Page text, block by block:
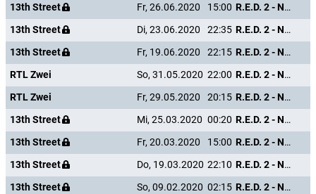
13th Street
Fr, 26.06.2020 15:00
R.E.D. 2 - Noch Älter. Härter. Besser.
13th Street
Di, 23.06.2020 22:35
R.E.D. 2 - Noch Älter. Härter. Besser.
13th Street
Fr, 19.06.2020 22:15
R.E.D. 2 - Noch Älter. Härter. Besser.
RTL Zwei
So, 31.05.2020 22:00
R.E.D. 2 - Noch Älter. Härter. Besser.
RTL Zwei
Fr, 29.05.2020 20:15
R.E.D. 2 - Noch Älter. Härter. Besser.
13th Street
Mi, 25.03.2020 00:20
R.E.D. 2 - Noch Älter. Härter. Besser.
13th Street
Fr, 20.03.2020 15:00
R.E.D. 2 - Noch Älter. Härter. Besser.
13th Street
Do, 19.03.2020 22:10
R.E.D. 2 - Noch Älter. Härter. Besser.
13th Street
So, 09.02.2020 02:15
R.E.D. 2 - Noch Älter. Härter. Besser.